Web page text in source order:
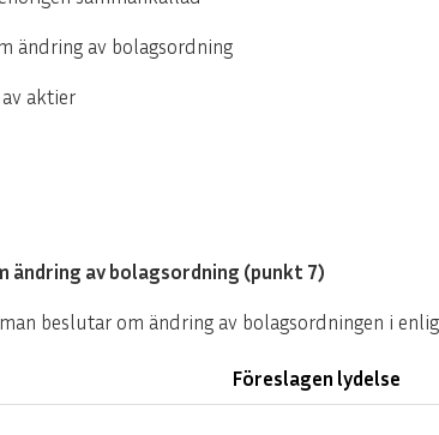
ändring av bolagsordning
aktier
av bolagsordning (punkt 7)
beslutar om ändring av bolagsordningen i
Föreslagen lydelse